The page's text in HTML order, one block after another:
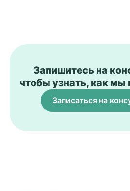
Запишитесь на
чтобы узнать, как
Записаться на